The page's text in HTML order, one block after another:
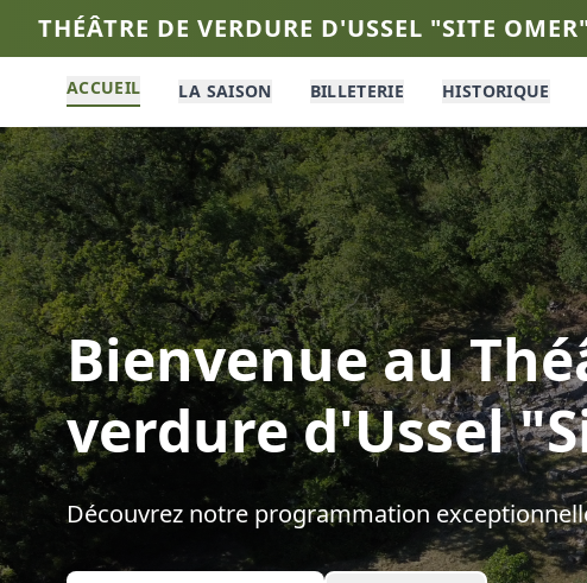
THÉÂTRE DE VERDURE D'USSEL "SITE OMER"
ACCUEIL LA SAISON BILLETERIE HISTORIQUE
Bienvenue au
verdure d'Ussel
Découvrez notre programmation